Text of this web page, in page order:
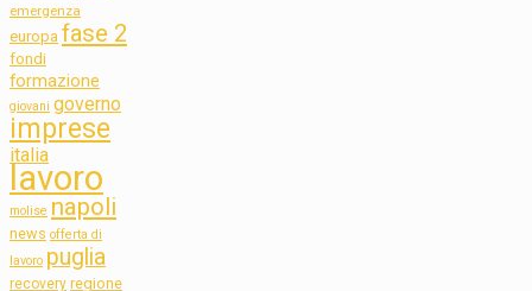
emergenza
europa fase 2
fondi
formazione
giovani governo
imprese
italia
lavoro
molise napoli
news offerta di
lavoro puglia
recovery regione